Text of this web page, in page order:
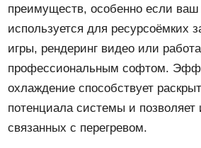
преимуществ, особенно если
используется для ресурсоёмких
игры, рендеринг видео или
профессиональным софтом.
охлаждение способствует
потенциала системы и позволяет
связанных с перегревом.